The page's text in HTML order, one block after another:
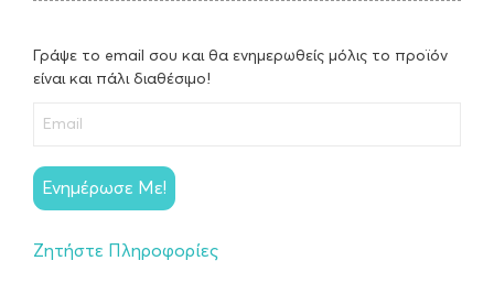
Γράψε το email σου και θα ενημερωθείς μόλις το προϊόν
είναι και πάλι διαθέσιμο!
Ενημέρωσε Με!
Ζητήστε Πληροφορίες